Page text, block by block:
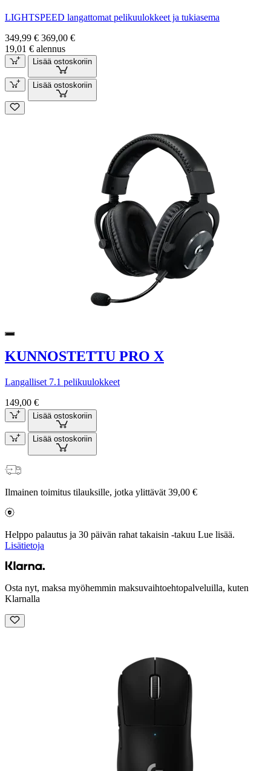
LIGHTSPEED langattomat pelikuulokkeet ja tukiasema
349,99 € 369,00 €
19,01 € alennus
Lisää ostoskoriin
Lisää ostoskoriin
KUNNOSTETTU PRO X
Langalliset 7.1 pelikuulokkeet
149,00 €
Lisää ostoskoriin
Lisää ostoskoriin
Ilmainen toimitus tilauksille, jotka ylittävät 39,00 €
Helppo palautus ja 30 päivän rahat takaisin -takuu Lue lisää.
Lisätietoja
Osta nyt, maksa myöhemmin maksuvaihtoehtopalveluilla, kuten
Klarnalla